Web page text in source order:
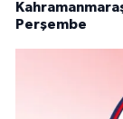
Perşembe